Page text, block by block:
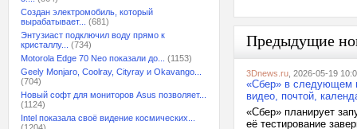
Создан электромобиль, который
вырабатывает...
(681)
Энтузиаст подключил воду прямо к
кристаллу...
(734)
Motorola Edge 70 Neo показали до...
(1153)
Geely Monjaro, Coolray, Cityray и Okavango...
(704)
Новый софт для мониторов Asus позволяет...
(1124)
Intel показала своё видение космических...
Предыдущие
3Dnews.ru , 2026-05-19
«Сбер» в следующем
видео, почтой,
«Сбер» планирует
её тестирование